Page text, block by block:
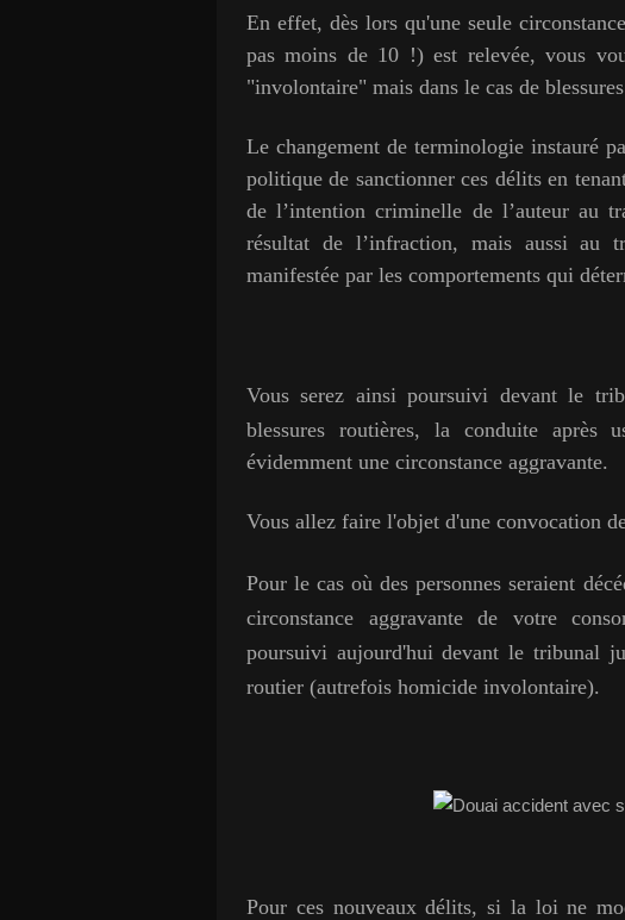
En effet, dès lors qu'une seule
pas moins de 10 !) est relevée, vous
"involontaire" mais dans le cas de
Le changement de terminologie instauré
politique de sanctionner ces délits en
de l’intention criminelle de l’auteur au
résultat de l’infraction, mais aussi au
manifestée par les comportements qui
Vous serez ainsi poursuivi devantle
blessures routières, la conduite après
évidemment une circonstance aggravante.
Vous allez faire l'objet d'une convocation
Pour le cas où des personnes seraient
circonstance aggravante de votre
poursuivi aujourd'hui devant le tribunal
routier (autrefois homicide involontaire).
Pour ces nouveaux délits, si la loi ne